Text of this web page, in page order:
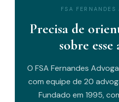
FSA FERNANDES
Precisa de
sobre esse
O FSA Fernandes
com equipe de 20
Fundado em 1995,